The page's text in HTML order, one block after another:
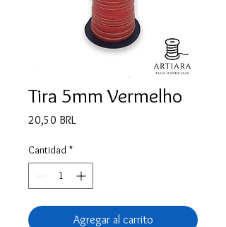
Tira 5mm Vermelho
20,50 BRL
Cantidad *
Agregar al carrito